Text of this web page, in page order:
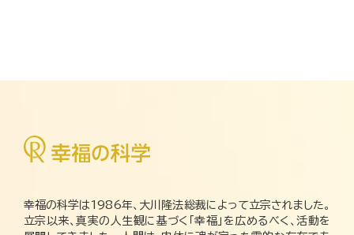
幸福の科学は1986年、大川隆法総裁によって立宗されました。
立宗以来、真実の人生観に基づく「幸福」を広めるべく、活動を